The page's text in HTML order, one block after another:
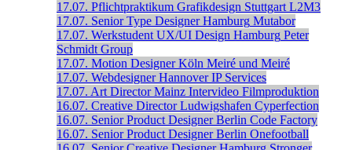
17.07. Pflichtpraktikum Grafikdesign Stuttgart L2M3
17.07. Senior Type Designer Hamburg Mutabor
17.07. Werkstudent UX/UI Design Hamburg Peter
Schmidt Group
17.07. Motion Designer Köln Meiré und Meiré
17.07. Webdesigner Hannover IP Services
17.07. Art Director Mainz Intervideo Filmproduktion
16.07. Creative Director Ludwigshafen Cyperfection
16.07. Senior Product Designer Berlin Code Factory
16.07. Senior Product Designer Berlin Onefootball